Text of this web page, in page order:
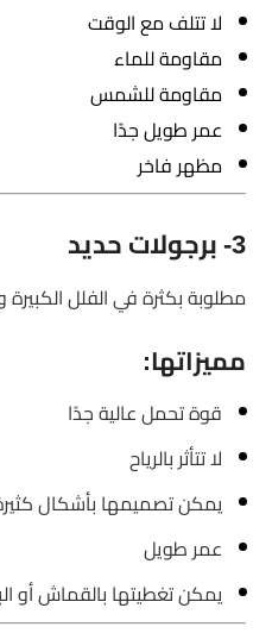
لا تتلف مع الوقت
مقاومة للماء
مقاومة للشمس
عمر طويل جدًا
مظهر فاخر
3- برجولات حديد
مطلوبة بكثرة في الفلل الكبيرة
مميزاتها:
قوة تحمل عالية جدًا
لا تتأثر بالرياح
يمكن تصميمها بأشكال
عمر طويل
يمكن تغطيتها بالقماش أو